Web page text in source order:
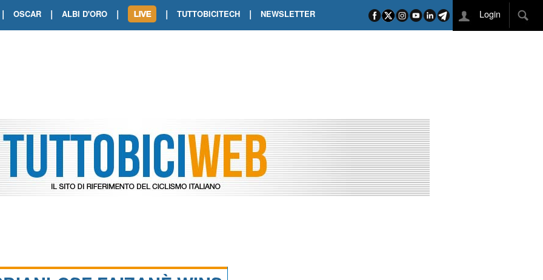
| OSCAR | ALBI D'ORO |
TOUR DE FRANCE. ORCIERES-MERLETTE INCORONA CARAPAZ
TOUR DE FRANCE. A VOIRON TRIONFO DI PHILIPSEN SU SCHMID E KOOIJ
| TUTTOBICITECH | NEWSLETTER Login